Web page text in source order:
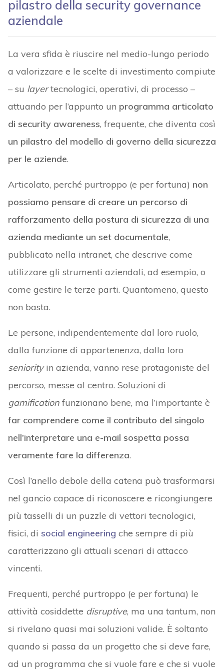
pilastro della security governance
aziendale
La vera sfida è riuscire nel medio-lungo periodo
a valorizzare e le scelte di investimento compiute
– su layertecnologici, operativi, di processo –
attuando per l’appunto un programma articolato
di security awareness, frequente, che diventa così
un pilastro del modello di governo della sicurezza
per le aziende.
Articolato, perché purtroppo (e per fortuna) non
possiamo pensare di creare un percorso di
rafforzamento della postura di sicurezza di una
azienda mediante un set documentale,
pubblicato nella intranet, che descrive come
utilizzare gli strumenti aziendali, ad esempio, o
come gestire le terze parti. Quantomeno, questo
non basta.
Le persone, indipendentemente dal loro ruolo,
dalla funzione di appartenenza, dalla loro
seniorityin azienda, vanno rese protagoniste del
percorso, messe al centro. Soluzioni di
gamificationfunzionano bene, ma l’importante è
far comprendere come il contributo del singolo
nell’interpretare una e-mail sospetta possa
veramente fare la differenza.
Così l’anello debole della catena può trasformarsi
nel gancio capace di riconoscere e ricongiungere
più tasselli di un puzzle di vettori tecnologici,
fisici, di social engineering che sempre di più
caratterizzano gli attuali scenari di attacco
vincenti.
Frequenti, perché purtroppo (e per fortuna) le
attività cosiddette disruptive, ma una tantum, non
si rivelano quasi mai soluzioni valide. È soltanto
quando si passa da un progetto che si deve fare,
ad un programma che si vuole fare e che si vuole